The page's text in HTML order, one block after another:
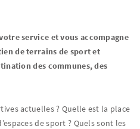
service et vous accompagne
de terrains de sport et
des communes, des
actuelles ? Quelle est la place
de sport ? Quels sont les